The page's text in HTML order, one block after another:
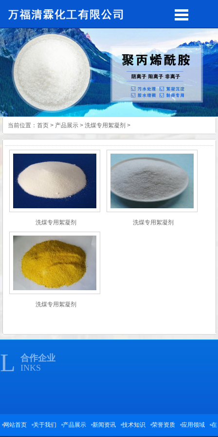
当前位置： 首页 > 产品展示 > 洗煤专用絮凝剂 >
洗煤专用絮凝剂 洗煤专用絮凝剂
洗煤专用絮凝剂
L
合作企业
INKS
网站首页 关于我们 产品展示 新闻资讯 技术知识 荣誉资质 应用领域 在